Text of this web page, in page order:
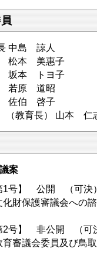
中島 諒人
松本 美惠子
坂本 トヨ子
若原 道昭
佐伯 啓子
教育長） 山本 仁
案
1号】 公開 （可
化財保護審議会への
2号】 非公開 （可
育審議会委員及び鳥